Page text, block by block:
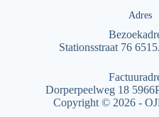
Adres
Stationsstraat 76
Dorperpeelweg 18
Copyright © 2026 -